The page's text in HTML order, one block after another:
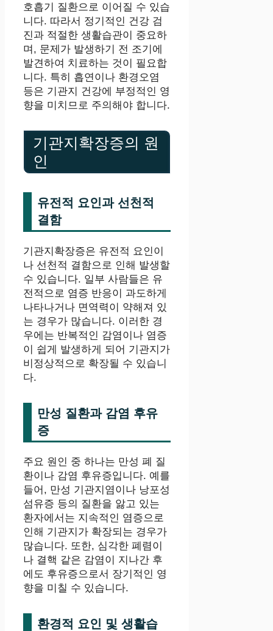
호흡기 질환으로 이어질 수 있습
니다. 따라서 정기적인 건강 검
진과 적절한 생활습관이 중요하
며, 문제가 발생하기 전 조기에
발견하여 치료하는 것이 필요합
니다. 특히 흡연이나 환경오염
등은 기관지 건강에 부정적인 영
향을 미치므로 주의해야 합니다.
기관지확장증의 원
인
유전적 요인과 선천적
결함
기관지확장증은 유전적 요인이
나 선천적 결함으로 인해 발생할
수 있습니다. 일부 사람들은 유
전적으로 염증 반응이 과도하게
나타나거나 면역력이 약해져 있
는 경우가 많습니다. 이러한 경
우에는 반복적인 감염이나 염증
이 쉽게 발생하게 되어 기관지가
비정상적으로 확장될 수 있습니
다.
만성 질환과 감염 후유
증
주요 원인 중 하나는 만성 폐 질
환이나 감염 후유증입니다. 예를
들어, 만성 기관지염이나 낭포성
섬유증 등의 질환을 앓고 있는
환자에서는 지속적인 염증으로
인해 기관지가 확장되는 경우가
많습니다. 또한, 심각한 폐렴이
나 결핵 같은 감염이 지나간 후
에도 후유증으로서 장기적인 영
향을 미칠 수 있습니다.
환경적 요인 및 생활습